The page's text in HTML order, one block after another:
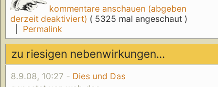
kommentare anschauen (abgeben
derzeit deaktiviert) ( 5325 mal angeschaut )
Permalink
zu riesigen nebenwirkungen...
8.9.08, 10:27 - Dies und Das